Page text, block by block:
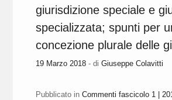
giurisdizione speciale e
specializzata; spunti per
concezione plurale delle
19 Marzo 2018 - di Giuseppe Colavitti
Pubblicato in Commenti fascicolo 1 |